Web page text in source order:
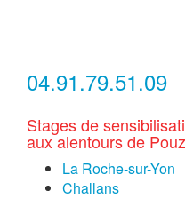
04.91.79.51.09
Stages de
aux alentours de
La Roche-sur-Yon
Challans